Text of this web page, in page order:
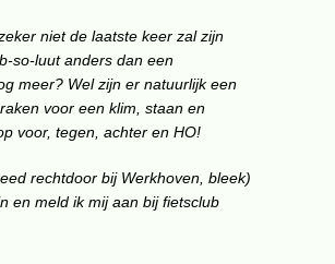
niet de laatste keer zal zijn
so-luut anders dan een
meer? Wel zijn er natuurlijk een
voor een klim, staan en
voor, tegen, achter en HO!
rechtdoor bij Werkhoven, bleek)
en meld ik mij aan bij fietsclub